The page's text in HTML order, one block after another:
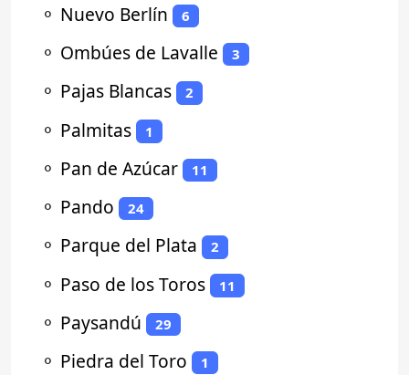
⚬ Nuevo Berlín 6
⚬ Ombúes de Lavalle 3
⚬ Pajas Blancas 2
⚬ Palmitas 1
⚬ Pan de Azúcar 11
⚬ Pando 24
⚬ Parque del Plata 2
⚬ Paso de los Toros 11
⚬ Paysandú 29
⚬ Piedra del Toro 1